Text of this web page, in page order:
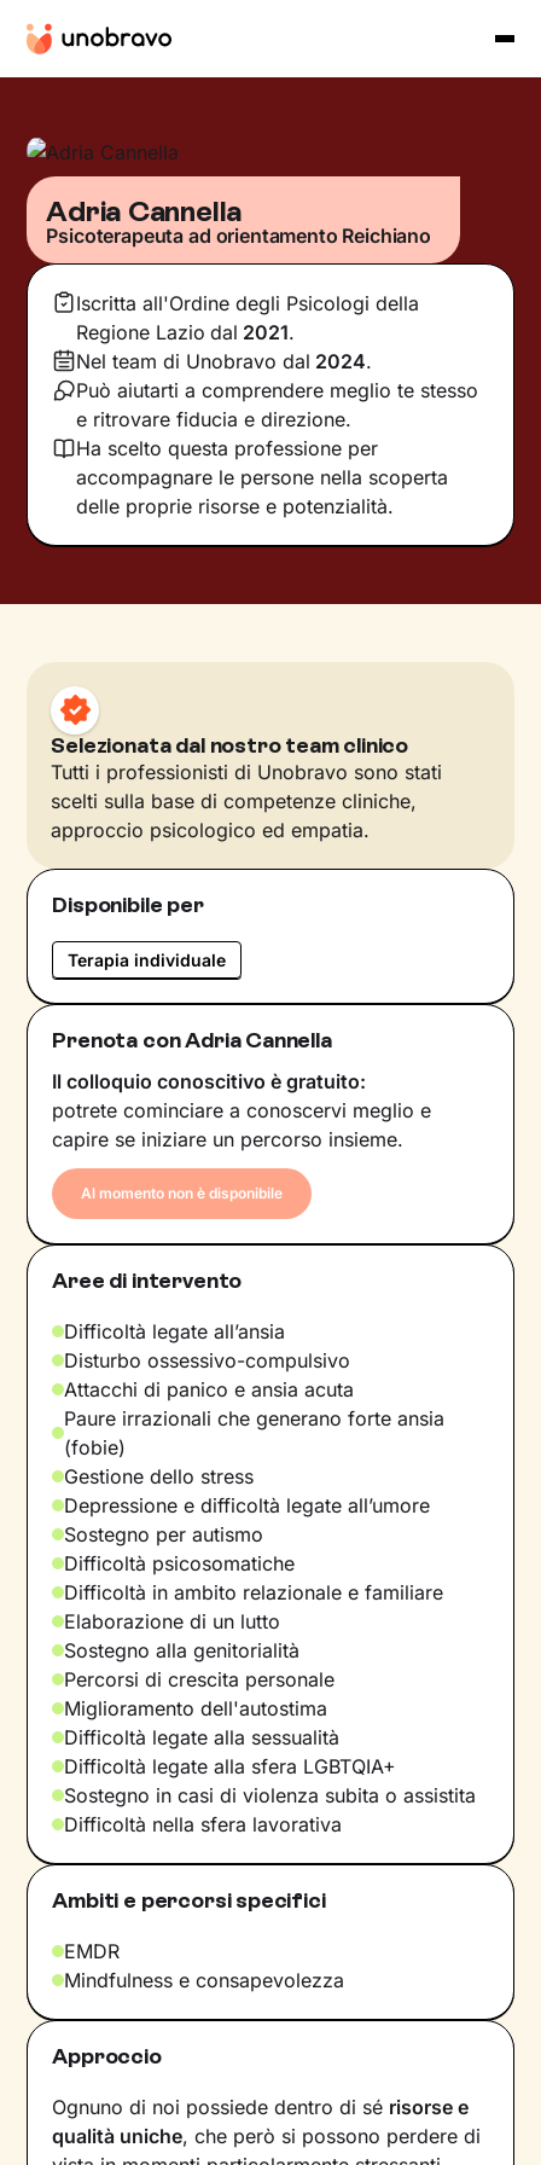
Adria Cannella
Psicoterapeuta ad orientamento Reichiano
Iscritta all'Ordine degli Psicologi della
Regione Lazio dal 2021.
Nel team di Unobravo dal 2024.
Può aiutarti a comprendere meglio te stesso
e ritrovare fiducia e direzione.
Ha scelto questa professione per
accompagnare le persone nella scoperta
delle proprie risorse e potenzialità.
Selezionata dal nostro team clinico
Tutti i professionisti di Unobravo sono stati
scelti sulla base di competenze cliniche,
approccio psicologico ed empatia.
Disponibile per
Terapia individuale
Prenota con Adria Cannella
Il colloquio conoscitivo è gratuito:
potrete cominciare a conoscervi meglio e
capire se iniziare un percorso insieme.
Al momento non è disponibile
Aree di intervento
Difficoltà legate all’ansia
Disturbo ossessivo-compulsivo
Attacchi di panico e ansia acuta
Paure irrazionali che generano forte ansia
(fobie)
Gestione dello stress
Depressione e difficoltà legate all’umore
Sostegno per autismo
Difficoltà psicosomatiche
Difficoltà in ambito relazionale e familiare
Elaborazione di un lutto
Sostegno alla genitorialità
Percorsi di crescita personale
Miglioramento dell'autostima
Difficoltà legate alla sessualità
Difficoltà legate alla sfera LGBTQIA+
Sostegno in casi di violenza subita o assistita
Difficoltà nella sfera lavorativa
Ambiti e percorsi specifici
EMDR
Mindfulness e consapevolezza
Approccio
Ognuno di noi possiede dentro di sé risorse e
qualità uniche, che però si possono perdere di